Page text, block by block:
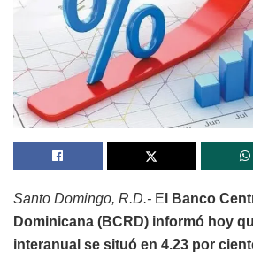
Santo Domingo, R.D.- E l Banco
Dominicana (BCRD) informó hoy
interanual se situó en 4.23 por